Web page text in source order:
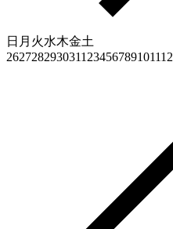
日 月 火水木金土
2627282930311 23456789101112